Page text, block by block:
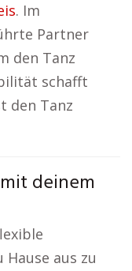
. Im
Partner
den Tanz
schafft
den Tanz
deinem
aus zu